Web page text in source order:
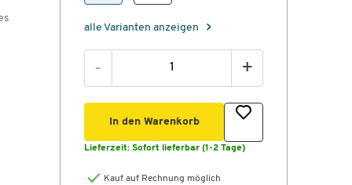
alle Varianten anzeigen
- +
In den Warenkorb
Lieferzeit: Sofort lieferbar (1-2 Tage)
Kauf auf Rechnung möglich